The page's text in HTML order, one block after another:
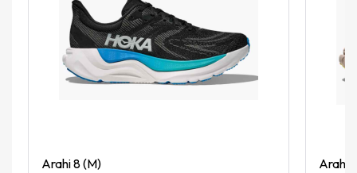
Arahi 8 (M)
Arahi